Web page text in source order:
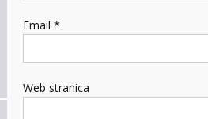
Email *
Web stranica